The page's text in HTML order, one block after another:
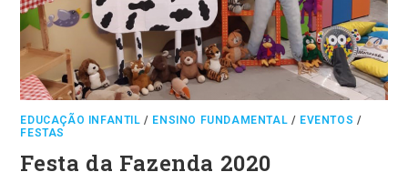
EDUCAÇÃO INFANTIL / ENSINO FUNDAMENTAL / EVENTOS /
FESTAS
Festa da Fazenda 2020